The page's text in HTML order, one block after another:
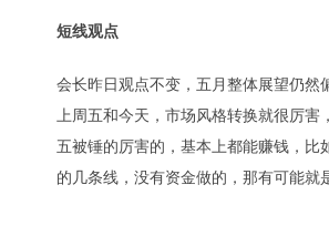
短线观点
会长昨日观点不变，五月整体展望仍然
上周五和今天，市场风格转换就很厉
五被锤的厉害的，基本上都能赚钱，
的几条线，没有资金做的，那有可能就